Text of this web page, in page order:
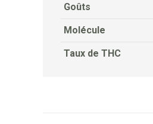
Goûts
Molécule
Taux de THC